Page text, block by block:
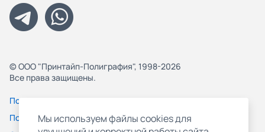
© ООО "Принтайп-Полиграфия", 1998-2026
Все права защищены.
Политика конфиденциальности
Пользовательское соглашение
Мы используем файлы cookies для